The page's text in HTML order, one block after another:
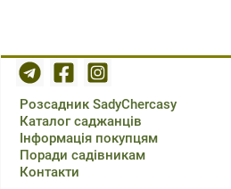
Розсадник SadyChercasy
Каталог саджанців
Інформація покупцям
Поради садівникам
Контакти